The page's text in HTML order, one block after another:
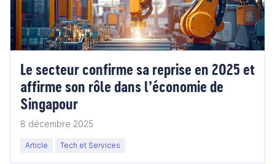
Le secteur confirme sa reprise en 2025 et
affirme son rôle dans l’économie de
Singapour
8 décembre 2025
Article Tech et Services